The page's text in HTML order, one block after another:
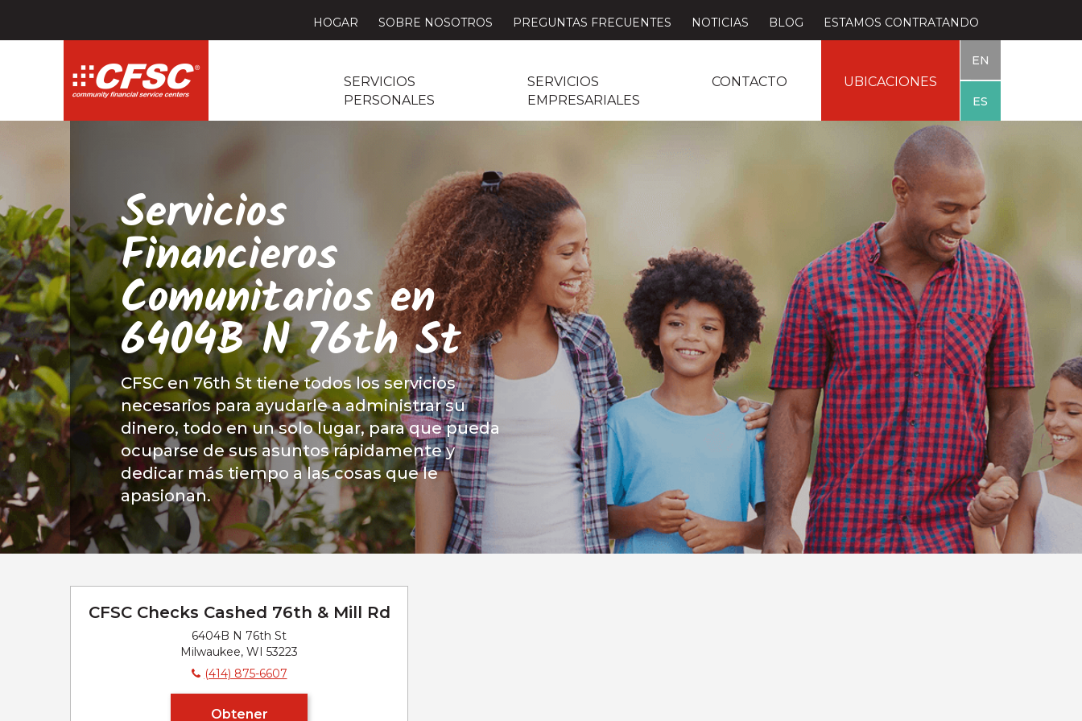
HOGAR SOBRE NOSOTROS PREGUNTAS FRECUENTES NOTICIAS BLOG ESTAMOS CONTRATANDO
SERVICIOS
PERSONALES
SERVICIOS
EMPRESARIALES
CONTACTO UBICACIONES
EN
ES
Servicios
Financieros
Comunitarios en
6404B N 76th St
CFSC en 76th St tiene todos los servicios
necesarios para ayudarle a administrar su
dinero, todo en un solo lugar, para que pueda
ocuparse de sus asuntos rápidamente y
dedicar más tiempo a las cosas que le
apasionan.
CFSC Checks Cashed 76th & Mill Rd
6404B N 76th St
Milwaukee, WI 53223
(414) 875-6607
Obtener